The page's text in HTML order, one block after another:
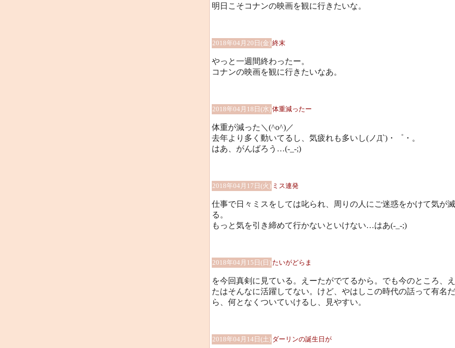
明日こそコナンの映画を観に行きたいな。
2018年04月20日(金)終末
やっと一週間終わったー。
コナンの映画を観に行きたいなあ。
2018年04月18日(水)体重減ったー
体重が減った＼(^o^)／
去年より多く動いてるし、気疲れも多いし(ノД`)・゜・。
はあ、がんばろう…(-_-;)
2018年04月17日(火) ミス連発
仕事で日々ミスをしては叱られ、周りの人にご迷惑をかけて気が
る。
もっと気を引き締めて行かないといけない…はあ(-_-;)
2018年04月15日(日) たいがどらま
を今回真剣に見ている。えーたがでてるから。でも今のところ、
たはそんなに活躍してない。けど、やはしこの時代の話って有名
ら、何となくついていけるし、見やすい。
2018年04月14日(土) ダーリンの誕生日が